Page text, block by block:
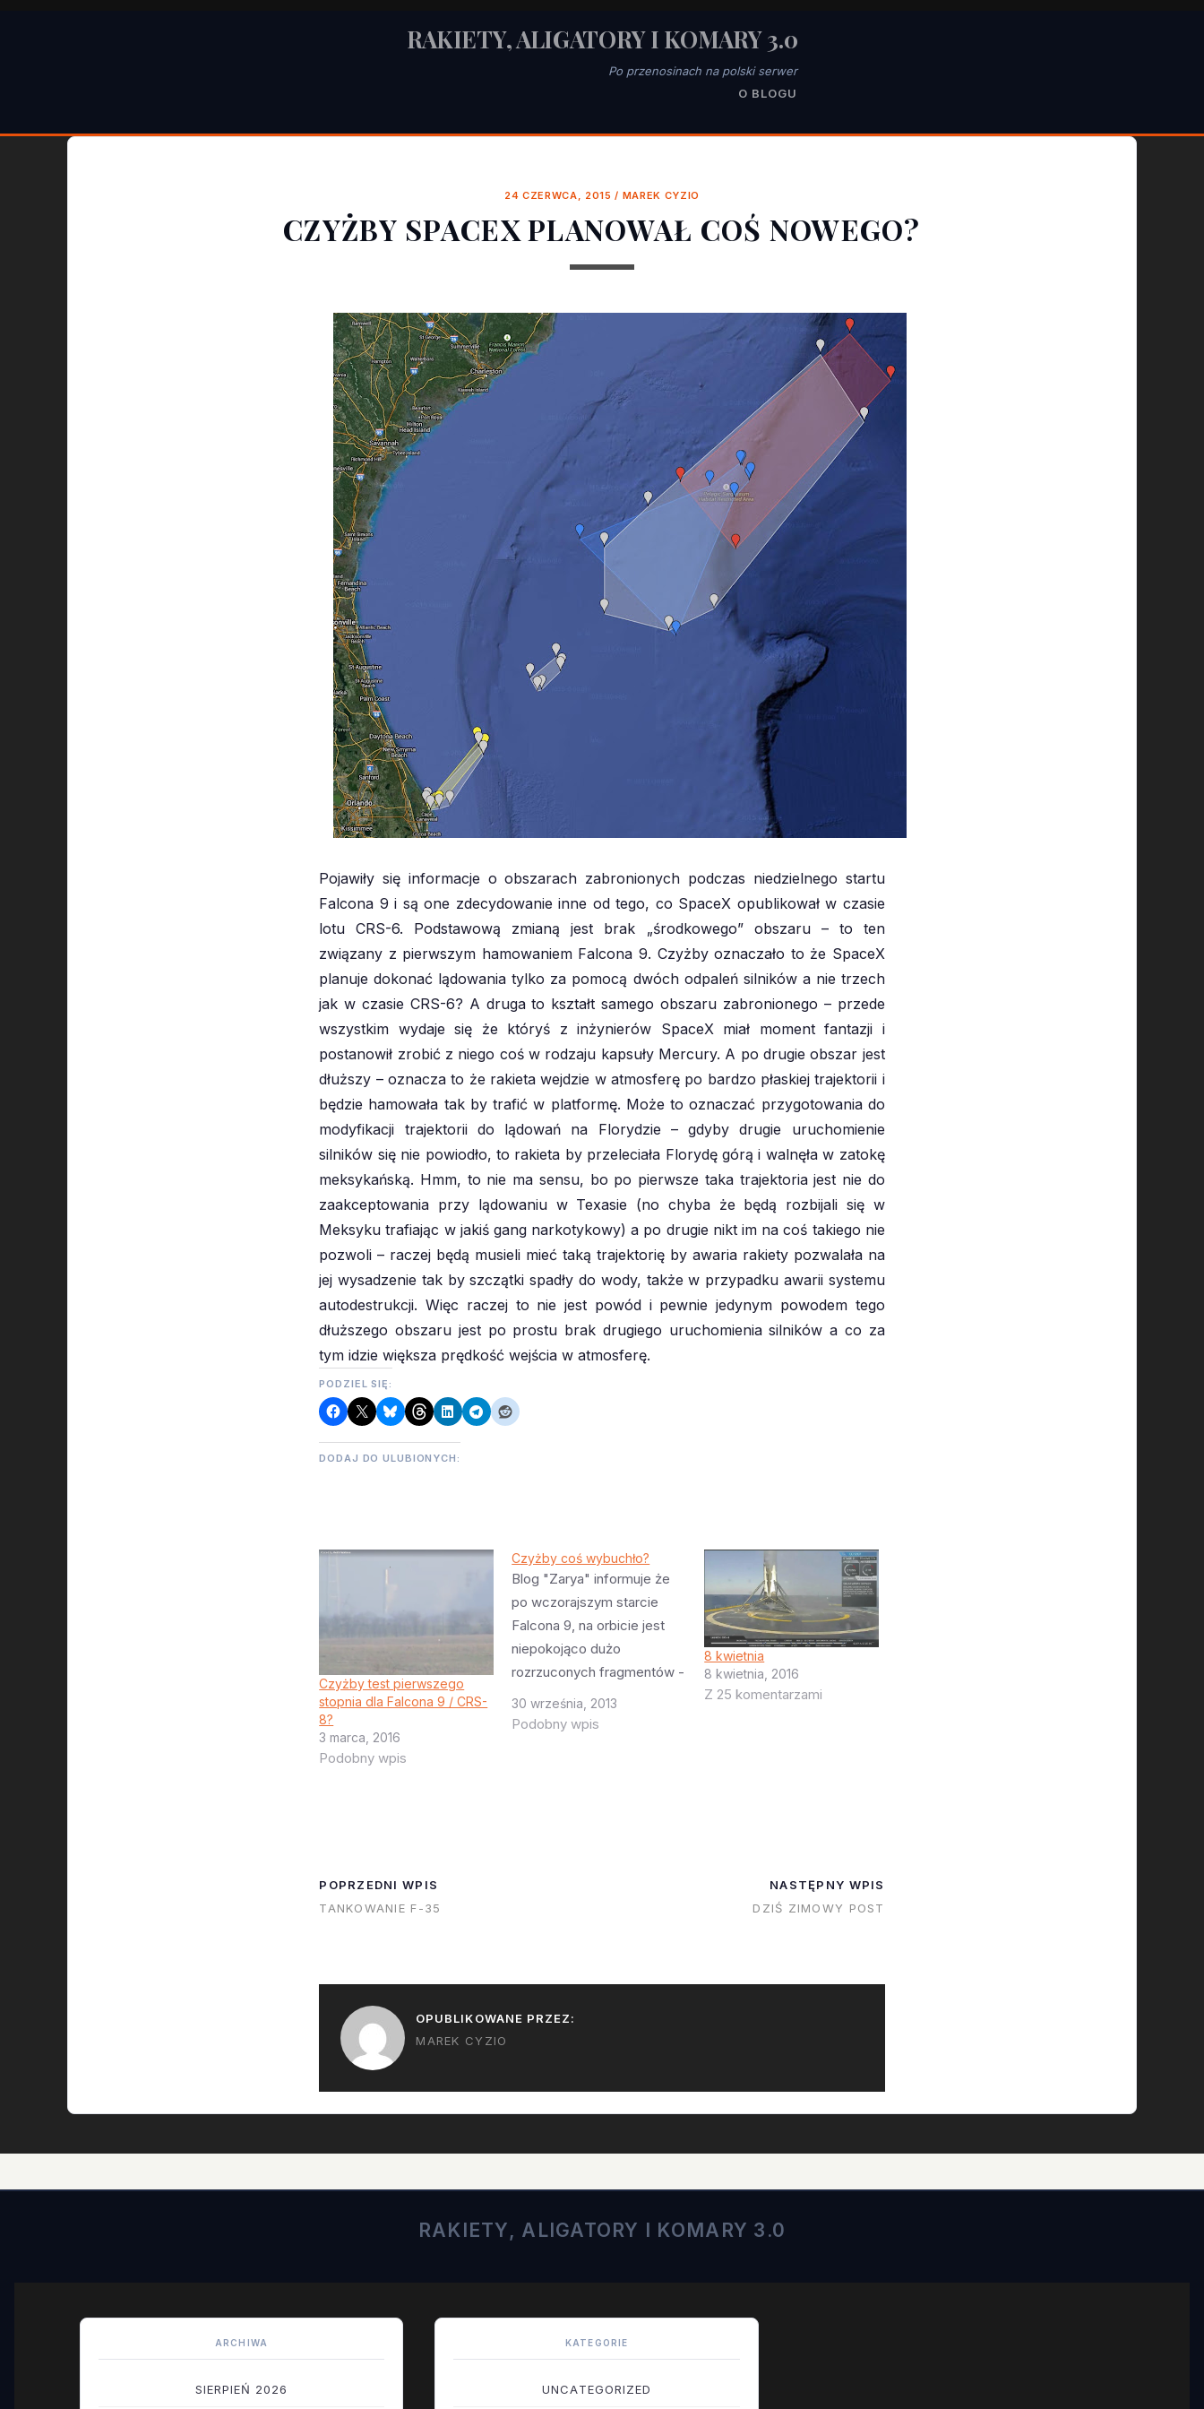
RAKIETY, ALIGATORY I KOMARY 3.0
Po przenosinach na polski serwer
O BLOGU
24 CZERWCA, 2015 / MAREK CYZIO
CZYŻBY SPACEX PLANOWAŁ COŚ NOWEGO?
Pojawiły się informacje o obszarach zabronionych podczas niedzielnego startu
Falcona 9 i są one zdecydowanie inne od tego, co SpaceX opublikował w czasie
lotu CRS-6. Podstawową zmianą jest brak „środkowego” obszaru – to ten
związany z pierwszym hamowaniem Falcona 9. Czyżby oznaczało to że SpaceX
planuje dokonać lądowania tylko za pomocą dwóch odpaleń silników a nie trzech
jak w czasie CRS-6? A druga to kształt samego obszaru zabronionego – przede
wszystkim wydaje się że któryś z inżynierów SpaceX miał moment fantazji i
postanowił zrobić z niego coś w rodzaju kapsuły Mercury. A po drugie obszar jest
dłuższy – oznacza to że rakieta wejdzie w atmosferę po bardzo płaskiej trajektorii i
będzie hamowała tak by trafić w platformę. Może to oznaczać przygotowania do
modyfikacji trajektorii do lądowań na Florydzie – gdyby drugie uruchomienie
silników się nie powiodło, to rakieta by przeleciała Florydę górą i walnęła w zatokę
meksykańską. Hmm, to nie ma sensu, bo po pierwsze taka trajektoria jest nie do
zaakceptowania przy lądowaniu w Texasie (no chyba że będą rozbijali się w
Meksyku trafiając w jakiś gang narkotykowy) a po drugie nikt im na coś takiego nie
pozwoli – raczej będą musieli mieć taką trajektorię by awaria rakiety pozwalała na
jej wysadzenie tak by szczątki spadły do wody, także w przypadku awarii systemu
autodestrukcji. Więc raczej to nie jest powód i pewnie jedynym powodem tego
dłuższego obszaru jest po prostu brak drugiego uruchomienia silników a co za
tym idzie większa prędkość wejścia w atmosferę.
PODZIEL SIĘ:
DODAJ DO ULUBIONYCH:
Czyżby test pierwszego
stopnia dla Falcona 9 / CRS-
8?
3 marca, 2016
Podobny wpis
Czyżby coś wybuchło?
Blog "Zarya" informuje że
po wczorajszym starcie
Falcona 9, na orbicie jest
niepokojąco dużo
rozrzuconych fragmentów -
ich liczba jest
zdecydowanie za duża jak
30 września, 2013
Podobny wpis
8 kwietnia
8 kwietnia, 2016
Z 25 komentarzami
POPRZEDNI WPIS
TANKOWANIE F-35
NASTĘPNY WPIS
DZIŚ ZIMOWY POST
OPUBLIKOWANE PRZEZ:
MAREK CYZIO
RAKIETY, ALIGATORY I KOMARY 3.0
ARCHIWA
SIERPIEŃ 2026
KATEGORIE
UNCATEGORIZED